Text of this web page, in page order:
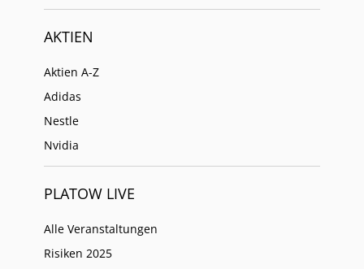
AKTIEN
Aktien A-Z
Adidas
Nestle
Nvidia
PLATOW LIVE
Alle Veranstaltungen
Risiken 2025